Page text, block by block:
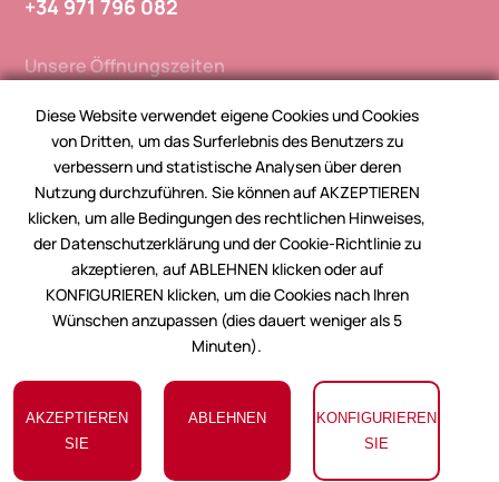
+34 971 796 082
Unsere Öffnungszeiten
Samstag 12h-14h
Folgen Sie uns
W34Marketing
Impressum und Datenschutz-Bestimmungen
Diese Website verwendet eigene Cookies und Cookies
von Dritten, um das Surferlebnis des Benutzers zu
verbessern und statistische Analysen über deren
Nutzung durchzuführen. Sie können auf AKZEPTIEREN
klicken, um alle Bedingungen des rechtlichen Hinweises,
der Datenschutzerklärung und der Cookie-Richtlinie zu
akzeptieren, auf ABLEHNEN klicken oder auf
KONFIGURIEREN klicken, um die Cookies nach Ihren
Wünschen anzupassen (dies dauert weniger als 5
Minuten).
AKZEPTIEREN
SIE
ABLEHNEN
KONFIGURIEREN
SIE